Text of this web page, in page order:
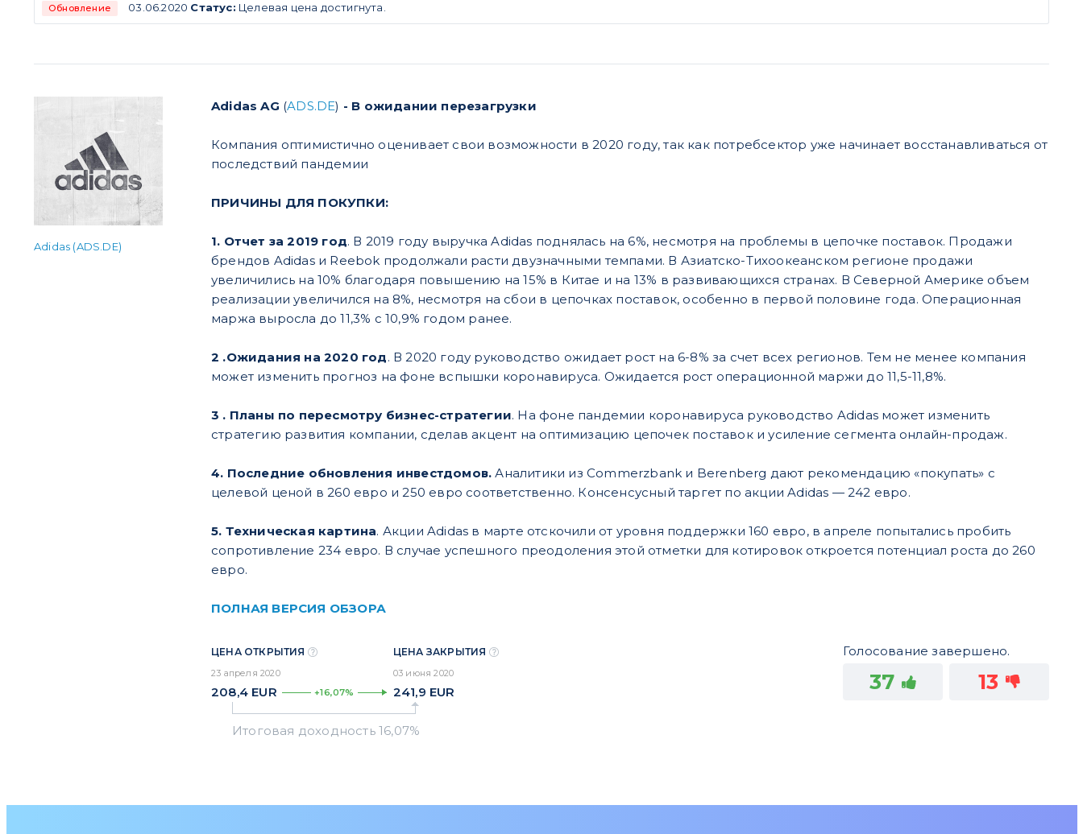
Обновление 03.06.2020 Статус: Целевая цена достигнута.
Adidas (ADS.DE)
Adidas AG (ADS.DE) - В ожидании перезагрузки
Компания оптимистично оценивает свои возможности в 2020 году, так как потребсектор уже начинает восстанавливаться от
последствий пандемии
ПРИЧИНЫ ДЛЯ ПОКУПКИ:
1. Отчет за 2019 год. В 2019 году выручка Adidas поднялась на 6%, несмотря на проблемы в цепочке поставок. Продажи
брендов Adidas и Reebok продолжали расти двузначными темпами. В Азиатско-Тихоокеанском регионе продажи
увеличились на 10% благодаря повышению на 15% в Китае и на 13% в развивающихся странах. В Северной Америке объем
реализации увеличился на 8%, несмотря на сбои в цепочках поставок, особенно в первой половине года. Операционная
маржа выросла до 11,3% с 10,9% годом ранее.
2 .Ожидания на 2020 год. В 2020 году руководство ожидает рост на 6-8% за счет всех регионов. Тем не менее компания
может изменить прогноз на фоне вспышки коронавируса. Ожидается рост операционной маржи до 11,5-11,8%.
3 . Планы по пересмотру бизнес-стратегии. На фоне пандемии коронавируса руководство Adidas может изменить
стратегию развития компании, сделав акцент на оптимизацию цепочек поставок и усиление сегмента онлайн-продаж.
4. Последние обновления инвестдомов. Аналитики из Commerzbank и Berenberg дают рекомендацию «покупать» с
целевой ценой в 260 евро и 250 евро соответственно. Консенсусный таргет по акции Adidas — 242 евро.
5. Техническая картина. Акции Adidas в марте отскочили от уровня поддержки 160 евро, в апреле попытались пробить
сопротивление 234 евро. В случае успешного преодоления этой отметки для котировок откроется потенциал роста до 260
евро.
ПОЛНАЯ ВЕРСИЯ ОБЗОРА
ЦЕНА ОТКРЫТИЯ
23 апреля 2020
208,4 EUR +16,07%
ЦЕНА ЗАКРЫТИЯ
03 июня 2020
241,9 EUR
Голосование завершено.
37 13